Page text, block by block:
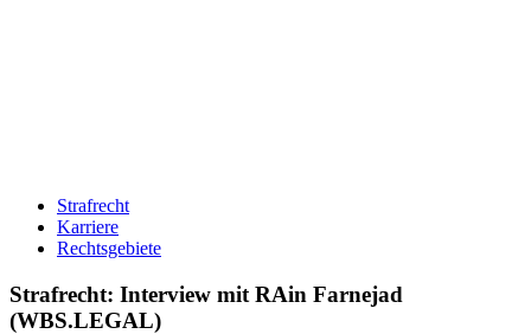
Strafrecht
Karriere
Rechtsgebiete
Strafrecht: Interview mit RAin Farnejad
(WBS.LEGAL)